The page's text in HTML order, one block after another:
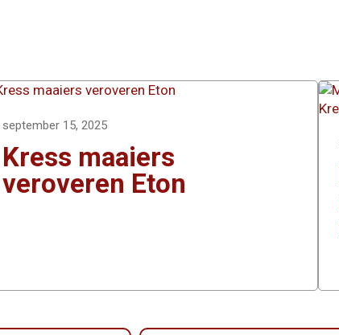
september 15, 2025
Kress maaiers
veroveren Eton